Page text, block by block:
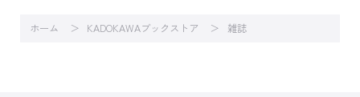
ホーム KADOKAWAブックストア 雑誌